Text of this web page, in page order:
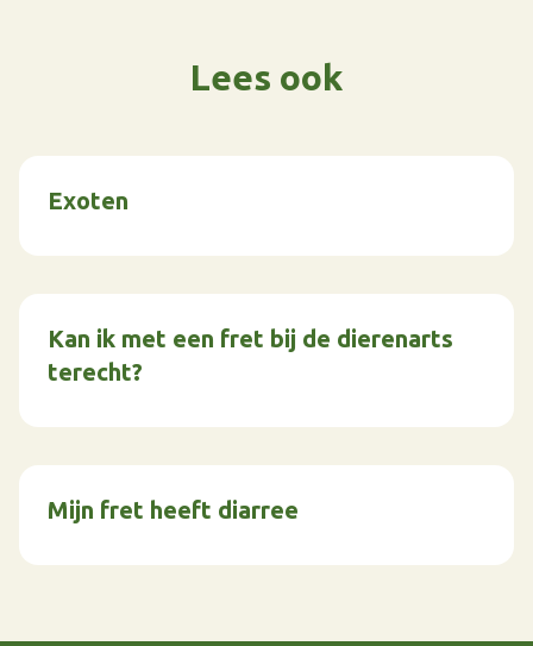
Lees ook
Exoten
Kan ik met een fret bij de dierenarts
terecht?
Mijn fret heeft diarree